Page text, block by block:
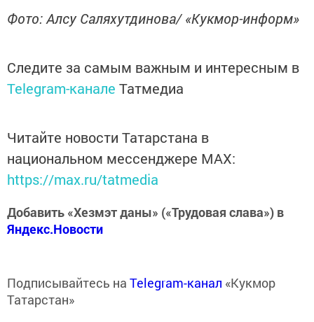
Фото: Алсу Саляхутдинова/ «Кукмор-информ»
Следите за самым важным и интересным в
Telegram-канале Татмедиа
Читайте новости Татарстана в
национальном мессенджере MАХ:
https://max.ru/tatmedia
Добавить «Хезмэт даны» («Трудовая слава») в
Яндекс.Новости
Подписывайтесь на Telegram-канал «Кукмор
Татарстан»